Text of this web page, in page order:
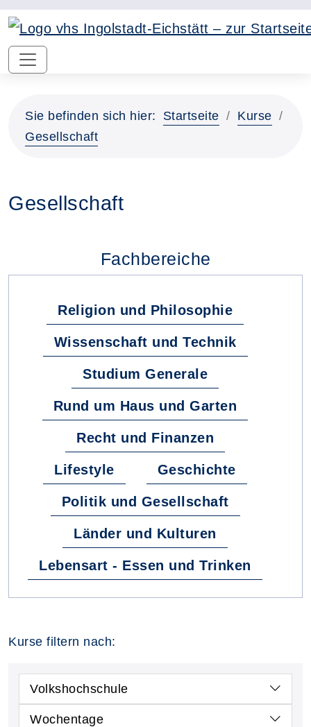
Sie befinden sich hier: Startseite
Kurse
Gesellschaft
Gesellschaft
Fachbereiche
Religion und Philosophie
Wissenschaft und Technik
Studium Generale
Rund um Haus und Garten
Recht und Finanzen
Lifestyle Geschichte
Politik und Gesellschaft
Länder und Kulturen
Lebensart - Essen und Trinken
Kurse filtern nach:
Volkshochschule
Wochentage